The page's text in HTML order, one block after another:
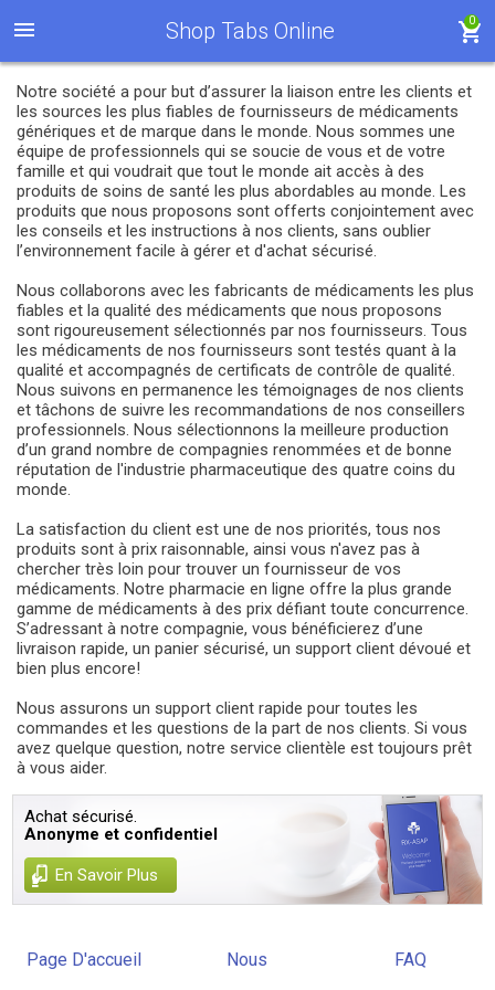
Shop Tabs Online 0
Notre société a pour but d’assurer la liaison entre les clients et
les sources les plus fiables de fournisseurs de médicaments
génériques et de marque dans le monde. Nous sommes une
équipe de professionnels qui se soucie de vous et de votre
famille et qui voudrait que tout le monde ait accès à des
produits de soins de santé les plus abordables au monde. Les
produits que nous proposons sont offerts conjointement avec
les conseils et les instructions à nos clients, sans oublier
l’environnement facile à gérer et d'achat sécurisé.
Nous collaborons avec les fabricants de médicaments les plus
fiables et la qualité des médicaments que nous proposons
sont rigoureusement sélectionnés par nos fournisseurs. Tous
les médicaments de nos fournisseurs sont testés quant à la
qualité et accompagnés de certificats de contrôle de qualité.
Nous suivons en permanence les témoignages de nos clients
et tâchons de suivre les recommandations de nos conseillers
professionnels. Nous sélectionnons la meilleure production
d’un grand nombre de compagnies renommées et de bonne
réputation de l'industrie pharmaceutique des quatre coins du
monde.
La satisfaction du client est une de nos priorités, tous nos
produits sont à prix raisonnable, ainsi vous n'avez pas à
chercher très loin pour trouver un fournisseur de vos
médicaments. Notre pharmacie en ligne offre la plus grande
gamme de médicaments à des prix défiant toute concurrence.
S’adressant à notre compagnie, vous bénéficierez d’une
livraison rapide, un panier sécurisé, un support client dévoué et
bien plus encore!
Nous assurons un support client rapide pour toutes les
commandes et les questions de la part de nos clients. Si vous
avez quelque question, notre service clientèle est toujours prêt
à vous aider.
Achat sécurisé.
Anonyme et confidentiel
En Savoir Plus
Page D'accueil Nous FAQ